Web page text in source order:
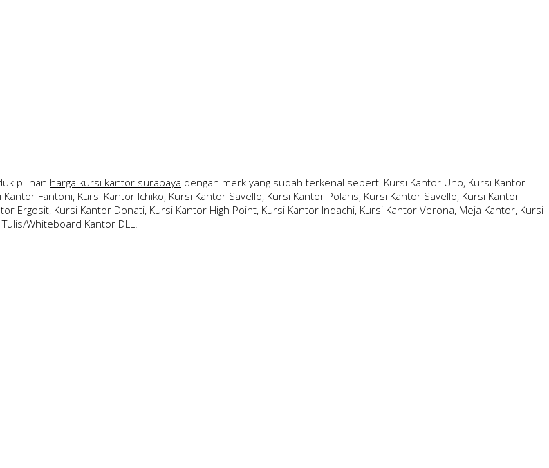
pilihan harga kursi kantor surabaya dengan merk yang sudah terkenal seperti Kursi Kantor Uno, Kursi Kantor
Fantoni, Kursi Kantor Ichiko, Kursi Kantor Savello, Kursi Kantor Polaris, Kursi Kantor Savello, Kursi Kantor
Ergosit, Kursi Kantor Donati, Kursi Kantor High Point, Kursi Kantor Indachi, Kursi Kantor Verona, Meja Kantor, Kursi
Whiteboard Kantor DLL.